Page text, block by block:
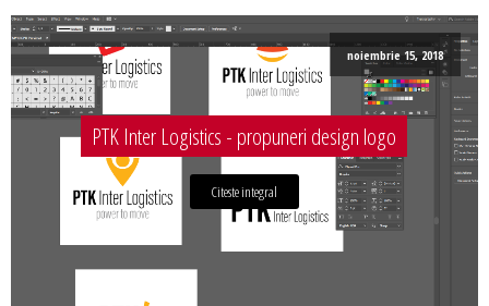
noiembrie 15, 2018
PTK Inter Logistics - propuneri design logo
Citeste integral